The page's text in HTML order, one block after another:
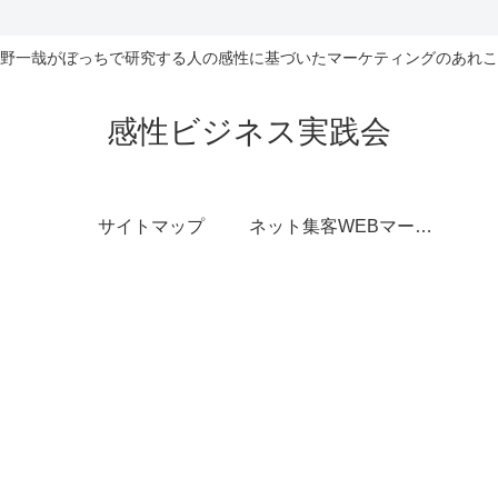
一哉がぼっちで研究する人の感性に基づいたマーケティングのあれ
感性ビジネス実践会
サイトマップ ネット集客WEBマーケティング無料相談室